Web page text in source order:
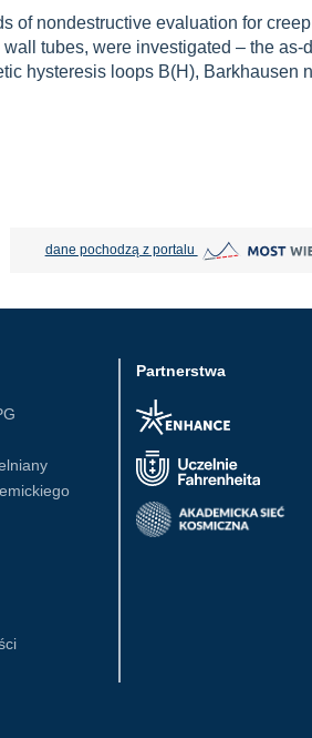
of nondestructive evaluation for
tubes, were investigated – the as-
hysteresis loops B(H), Barkhausen
dane pochodzą z portalu MOST Wiedzy
Partnerstwa